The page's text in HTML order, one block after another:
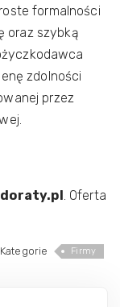
formalności
oraz szybką
zdolności
przez
. Oferta
Firmy